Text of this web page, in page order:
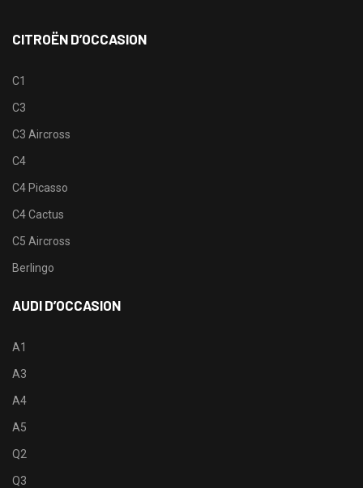
CITROËN D’OCCASION
C1
C3
C3 Aircross
C4
C4 Picasso
C4 Cactus
C5 Aircross
Berlingo
AUDI D’OCCASION
A1
A3
A4
A5
Q2
Q3